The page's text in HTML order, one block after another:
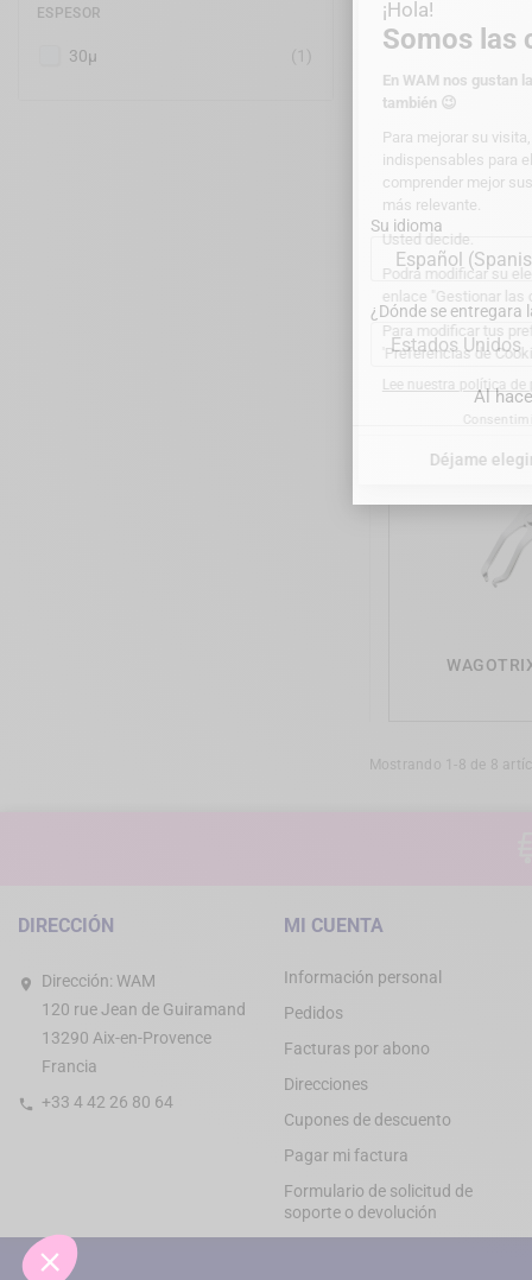
ESPESOR
30µ (1)
Mostrando 1-8 de 8
DIRECCIÓN
Dirección: WAM
120 rue Jean de Guiramand
13290 Aix-en-Provence
Francia
+33 4 42 26 80 64
MI CUENTA
Información personal
Pedidos
Facturas por abono
Direcciones
Cupones de descuento
Pagar mi factura
Formulario de solicitud de
soporte o devolución
Su idioma
¿Dónde se entregara
Estados Unidos
Al